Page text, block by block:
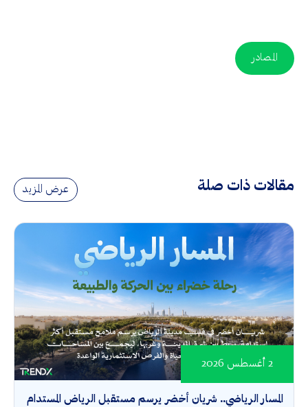
المصادر
مقالات ذات صلة عرض المزيد
المسار الرياضي.. شريان أخضر يرسم مستقبل الرياض المستدام
2 أغسطس 2026